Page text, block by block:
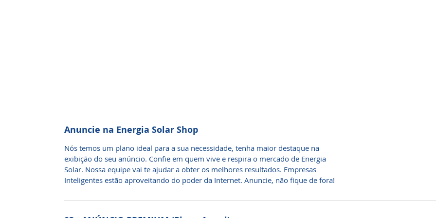
Anuncie na Energia Solar Shop
Nós temos um plano ideal para a sua necessidade, tenha maior destaque na
exibição do seu anúncio. Confie em quem vive e respira o mercado de Energia
Solar. Nossa equipe vai te ajudar a obter os melhores resultados. Empresas
Inteligentes estão aproveitando do poder da Internet. Anuncie, não fique de fora!